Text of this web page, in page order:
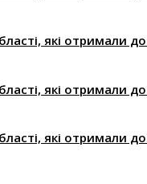
які отримали
які отримали
які отримали